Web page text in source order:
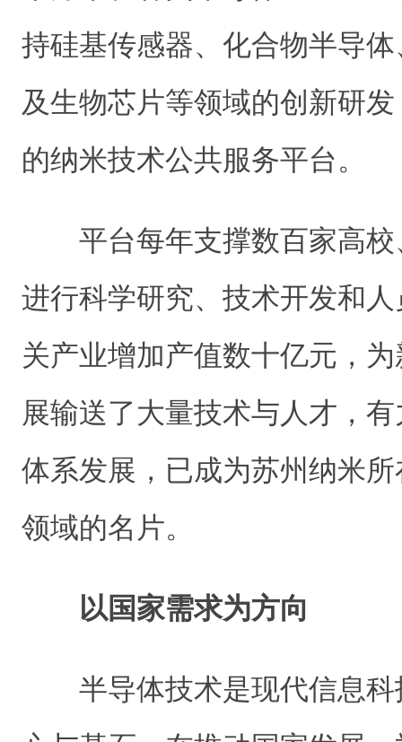
持硅基传感器、化合物半导
及生物芯片等领域的创新研
的纳米技术公共服务平台。
平台每年支撑数百家高
进行科学研究、技术开发和
关产业增加产值数十亿元，
展输送了大量技术与人才，
体系发展，已成为苏州纳米
领域的名片。
以国家需求为方向
半导体技术是现代信息